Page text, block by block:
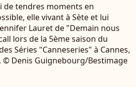
de tendres moments en
elle vivant à Sète et lui
Lauret de "Demain nous
lors de la 5ème saison du
Séries "Canneseries" à Cannes,
© Denis Guignebourg/Bestimage